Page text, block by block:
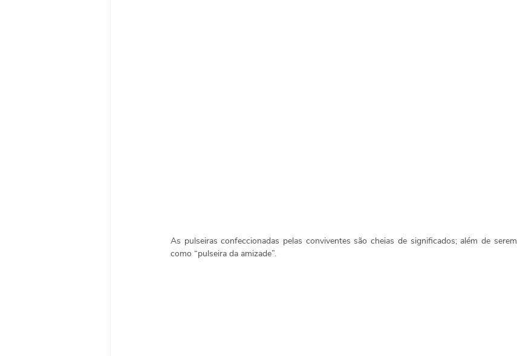
As pulseiras confeccionadas pelas conviventes são cheias de significados; além de
como “pulseira da amizade”.